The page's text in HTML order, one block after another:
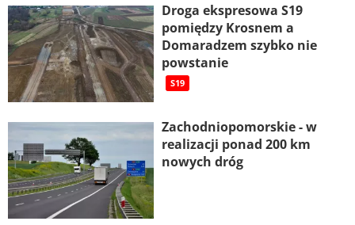
Droga ekspresowa S19
pomiędzy Krosnem a
Domaradzem szybko nie
powstanie
S19
Zachodniopomorskie - w
realizacji ponad 200 km
nowych dróg